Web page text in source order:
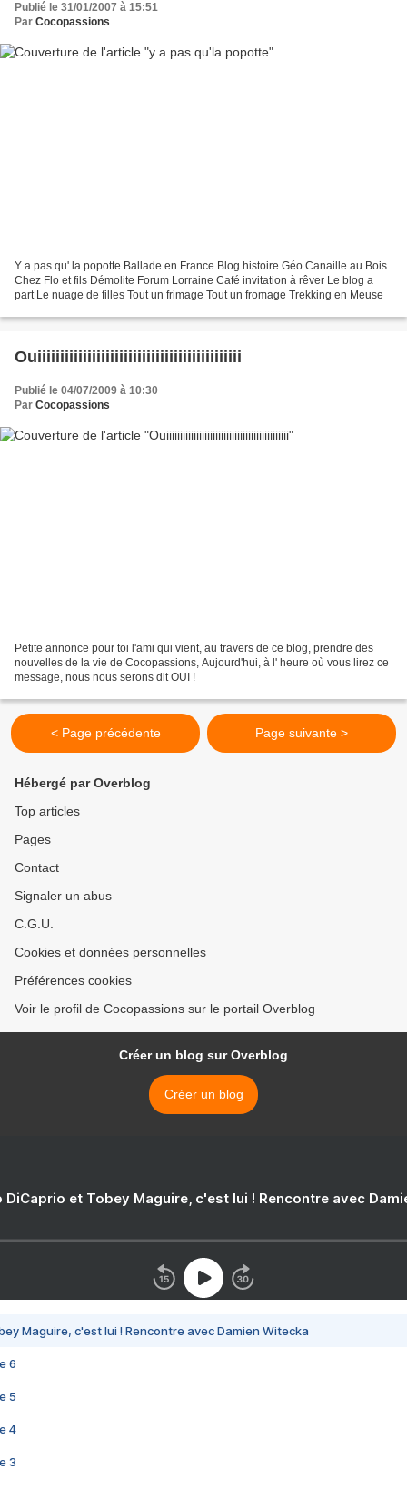
Publié le 31/01/2007 à 15:51
Par Cocopassions
Y a pas qu' la popotte Ballade en France Blog histoire Géo Canaille au Bois
Chez Flo et fils Démolite Forum Lorraine Café invitation à rêver Le blog a
part Le nuage de filles Tout un frimage Tout un fromage Trekking en Meuse
Ouiiiiiiiiiiiiiiiiiiiiiiiiiiiiiiiiiiiiiiiiiiiii
Publié le 04/07/2009 à 10:30
Par Cocopassions
Petite annonce pour toi l'ami qui vient, au travers de ce blog, prendre des
nouvelles de la vie de Cocopassions, Aujourd'hui, à l' heure où vous lirez ce
message, nous nous serons dit OUI !
< Page précédente Page suivante >
Hébergé par Overblog
Top articles
Pages
Contact
Signaler un abus
C.G.U.
Cookies et données personnelles
Préférences cookies
Voir le profil de Cocopassions sur le portail Overblog
Créer un blog sur Overblog
Créer un blog
DiCaprio et Tobey Maguire, c'est lui ! Rencontre avec
Maguire, c'est lui ! Rencontre avec Damien Witecka
6
5
4
3